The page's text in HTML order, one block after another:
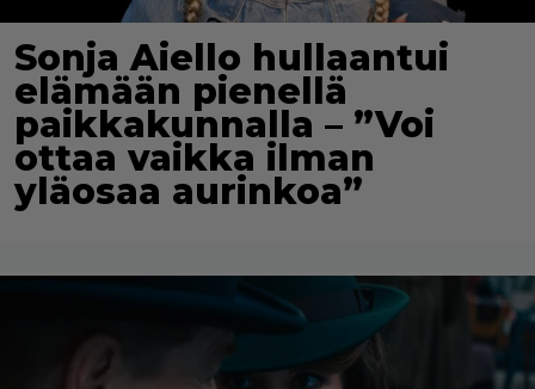
Sonja Aiello hullaantui
elämään pienellä
paikkakunnalla – ”Voi
ottaa vaikka ilman
yläosaa aurinkoa”